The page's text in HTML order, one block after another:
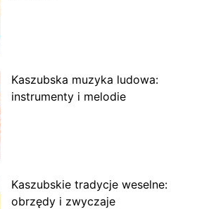
Kaszubska muzyka ludowa:
instrumenty i melodie
Kaszubskie tradycje weselne:
obrzędy i zwyczaje